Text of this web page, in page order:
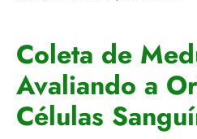
Coleta de
Avaliando a
Células